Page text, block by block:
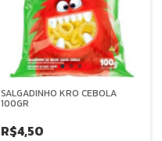
SALGADINHO KRO CEBOLA
100GR
R$4,50